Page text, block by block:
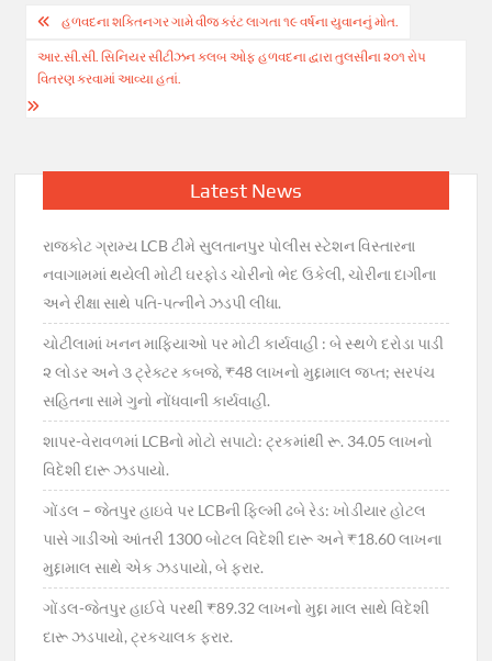
Post
navigation
હળવદના શક્તિનગર ગામે વીજ કરંટ લાગતા ૧૯ વર્ષના યુવાનનું મોત.
આર.સી.સી. સિનિયર સીટીઝન ક્લબ ઓફ હળવદના દ્વારા તુલસીના ૨૦૧ રોપ
વિતરણ કરવામાં આવ્યા હતાં.
Latest News
રાજકોટ ગ્રામ્ય LCB ટીમે સુલતાનપુર પોલીસ સ્ટેશન વિસ્તારના
નવાગામમાં થયેલી મોટી ઘરફોડ ચોરીનો ભેદ ઉકેલી, ચોરીના દાગીના
અને રીક્ષા સાથે પતિ-પત્નીને ઝડપી લીધા.
ચોટીલામાં ખનન માફિયાઓ પર મોટી કાર્યવાહી : બે સ્થળે દરોડા પાડી
૨ લોડર અને ૩ ટ્રેક્ટર કબજે, ₹48 લાખનો મુદ્દામાલ જપ્ત; સરપંચ
સહિતના સામે ગુનો નોંધવાની કાર્યવાહી.
શાપર-વેરાવળમાં LCBનો મોટો સપાટો: ટ્રકમાંથી રૂ. 34.05 લાખનો
વિદેશી દારૂ ઝડપાયો.
ગોંડલ – જેતપુર હાઇવે પર LCBની ફિલ્મી ઢબે રેડ: ખોડીયાર હોટલ
પાસે ગાડીઓ આંતરી 1300 બોટલ વિદેશી દારૂ અને ₹18.60 લાખના
મુદ્દામાલ સાથે એક ઝડપાયો, બે ફરાર.
ગોંડલ-જેતપુર હાઈવે પરથી ₹89.32 લાખનો મુદ્દા માલ સાથે વિદેશી
દારૂ ઝડપાયો, ટ્રકચાલક ફરાર.